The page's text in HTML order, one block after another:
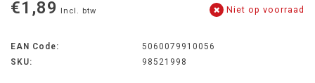
€1,89 Incl. btw Niet op voorraad
EAN Code:
5060079910056
SKU:
98521998